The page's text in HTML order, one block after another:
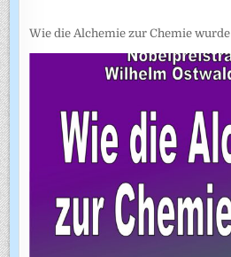
Wie die Alchemie zur Chemie wurde